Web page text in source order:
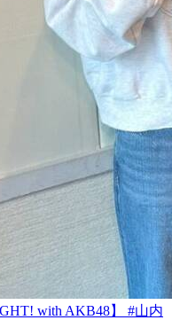
with AKB48】 #山内